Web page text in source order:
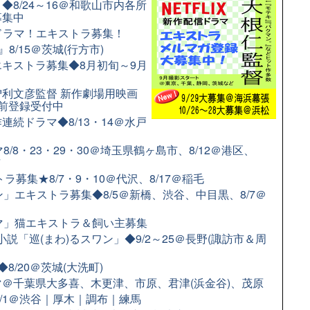
24～16＠和歌山市内各所
中
マ！エキストラ募集！
8/15＠茨城(行方市)
ストラ募集◆8月初旬～9月
文彦監督 新作劇場用映画
登録受付中
続ドラマ◆8/13・14＠水戸
8・23・29・30＠埼玉県鶴ヶ島市、8/12＠港区、
ラ募集★8/7・9・10＠代沢、8/17＠稲毛
エキストラ募集◆8/5＠新橋、渋谷、中目黒、8/7＠
猫エキストラ＆飼い主募集
説「巡(まわ)るスワン」◆9/2～25＠長野(諏訪市＆周
20＠茨城(大洗町)
千葉県大多喜、木更津、市原、君津(浜金谷)、茂原
＠渋谷｜厚木｜調布｜練馬